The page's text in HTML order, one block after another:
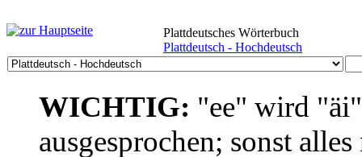
Plattdeutsches Wörterbuch
Plattdeutsch - Hochdeutsch
WICHTIG: "ee" wird
ausgesprochen; sonst